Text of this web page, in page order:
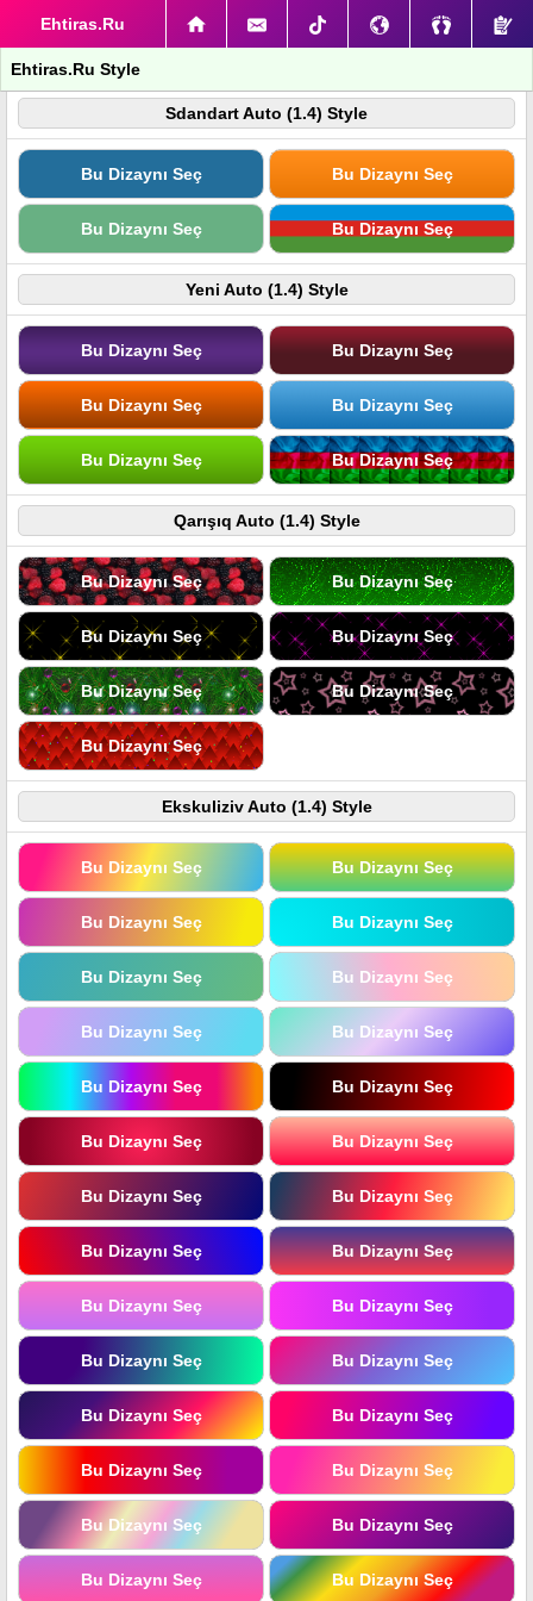
Ehtiras.Ru
Ehtiras.Ru Style
Sdandart Auto (1.4) Style
Bu Dizaynı Seç Bu Dizaynı Seç
Bu Dizaynı Seç Bu Dizaynı Seç
Yeni Auto (1.4) Style
Bu Dizaynı Seç Bu Dizaynı Seç
Bu Dizaynı Seç Bu Dizaynı Seç
Bu Dizaynı Seç Bu Dizaynı Seç
Qarışıq Auto (1.4) Style
Bu Dizaynı Seç Bu Dizaynı Seç
Bu Dizaynı Seç Bu Dizaynı Seç
Bu Dizaynı Seç Bu Dizaynı Seç
Bu Dizaynı Seç
Ekskuliziv Auto (1.4) Style
Bu Dizaynı Seç Bu Dizaynı Seç
Bu Dizaynı Seç Bu Dizaynı Seç
Bu Dizaynı Seç Bu Dizaynı Seç
Bu Dizaynı Seç Bu Dizaynı Seç
Bu Dizaynı Seç Bu Dizaynı Seç
Bu Dizaynı Seç Bu Dizaynı Seç
Bu Dizaynı Seç Bu Dizaynı Seç
Bu Dizaynı Seç Bu Dizaynı Seç
Bu Dizaynı Seç Bu Dizaynı Seç
Bu Dizaynı Seç Bu Dizaynı Seç
Bu Dizaynı Seç Bu Dizaynı Seç
Bu Dizaynı Seç Bu Dizaynı Seç
Bu Dizaynı Seç Bu Dizaynı Seç
Bu Dizaynı Seç Bu Dizaynı Seç